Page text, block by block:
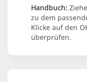
Handbuch:
zu dem
Klicke auf den
überprüfen.